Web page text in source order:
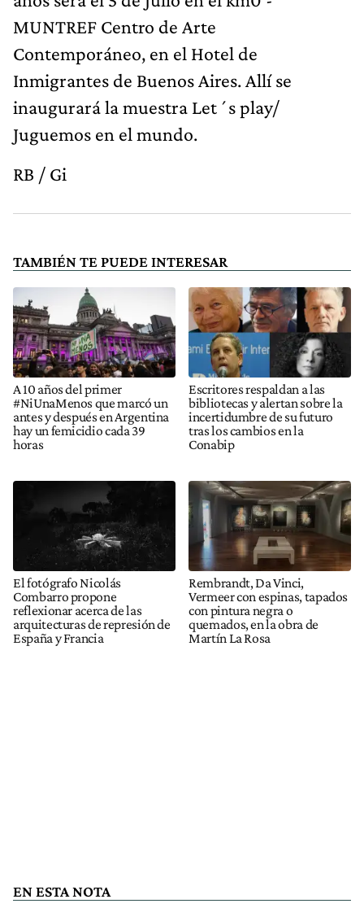
MUNTREF Centro de Arte
Contemporáneo, en el Hotel de
Inmigrantes de Buenos Aires. Allí se
inaugurará la muestra Let´s play/
Juguemos en el mundo.
RB / Gi
TAMBIÉN TE PUEDE INTERESAR
A 10 años del primer
#NiUnaMenos que marcó un
antes y después en Argentina
hay un femicidio cada 39
horas
Escritores respaldan a las
bibliotecas y alertan sobre la
incertidumbre de su futuro
tras los cambios en la
Conabip
El fotógrafo Nicolás
Combarro propone
reflexionar acerca de las
arquitecturas de represión de
España y Francia
Rembrandt, Da Vinci,
Vermeer con espinas, tapados
con pintura negra o
quemados, en la obra de
Martín La Rosa
EN ESTA NOTA